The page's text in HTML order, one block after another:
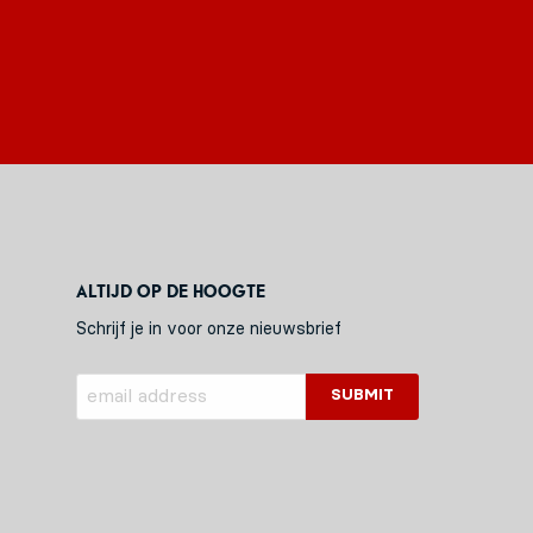
Altijd op de hoogte
Schrijf je in voor onze nieuwsbrief